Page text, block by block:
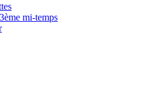
mi-temps